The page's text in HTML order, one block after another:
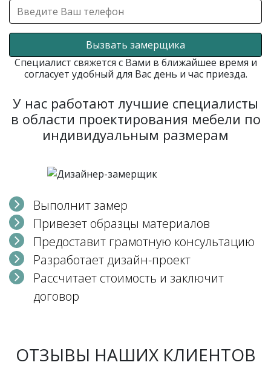
Вызвать замерщика
Специалист свяжется с Вами в ближайшее время и
согласует удобный для Вас день и час приезда.
У нас работают лучшие специалисты
в области проектирования мебели по
индивидуальным размерам
Выполнит замер
Привезет образцы материалов
Предоставит грамотную консультацию
Разработает дизайн-проект
Рассчитает стоимость и заключит
договор
ОТЗЫВЫ НАШИХ КЛИЕНТОВ